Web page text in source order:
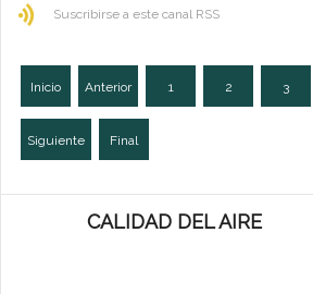
Suscribirse a este canal RSS
Inicio Anterior 1 2 3
Siguiente Final
CALIDAD DEL AIRE